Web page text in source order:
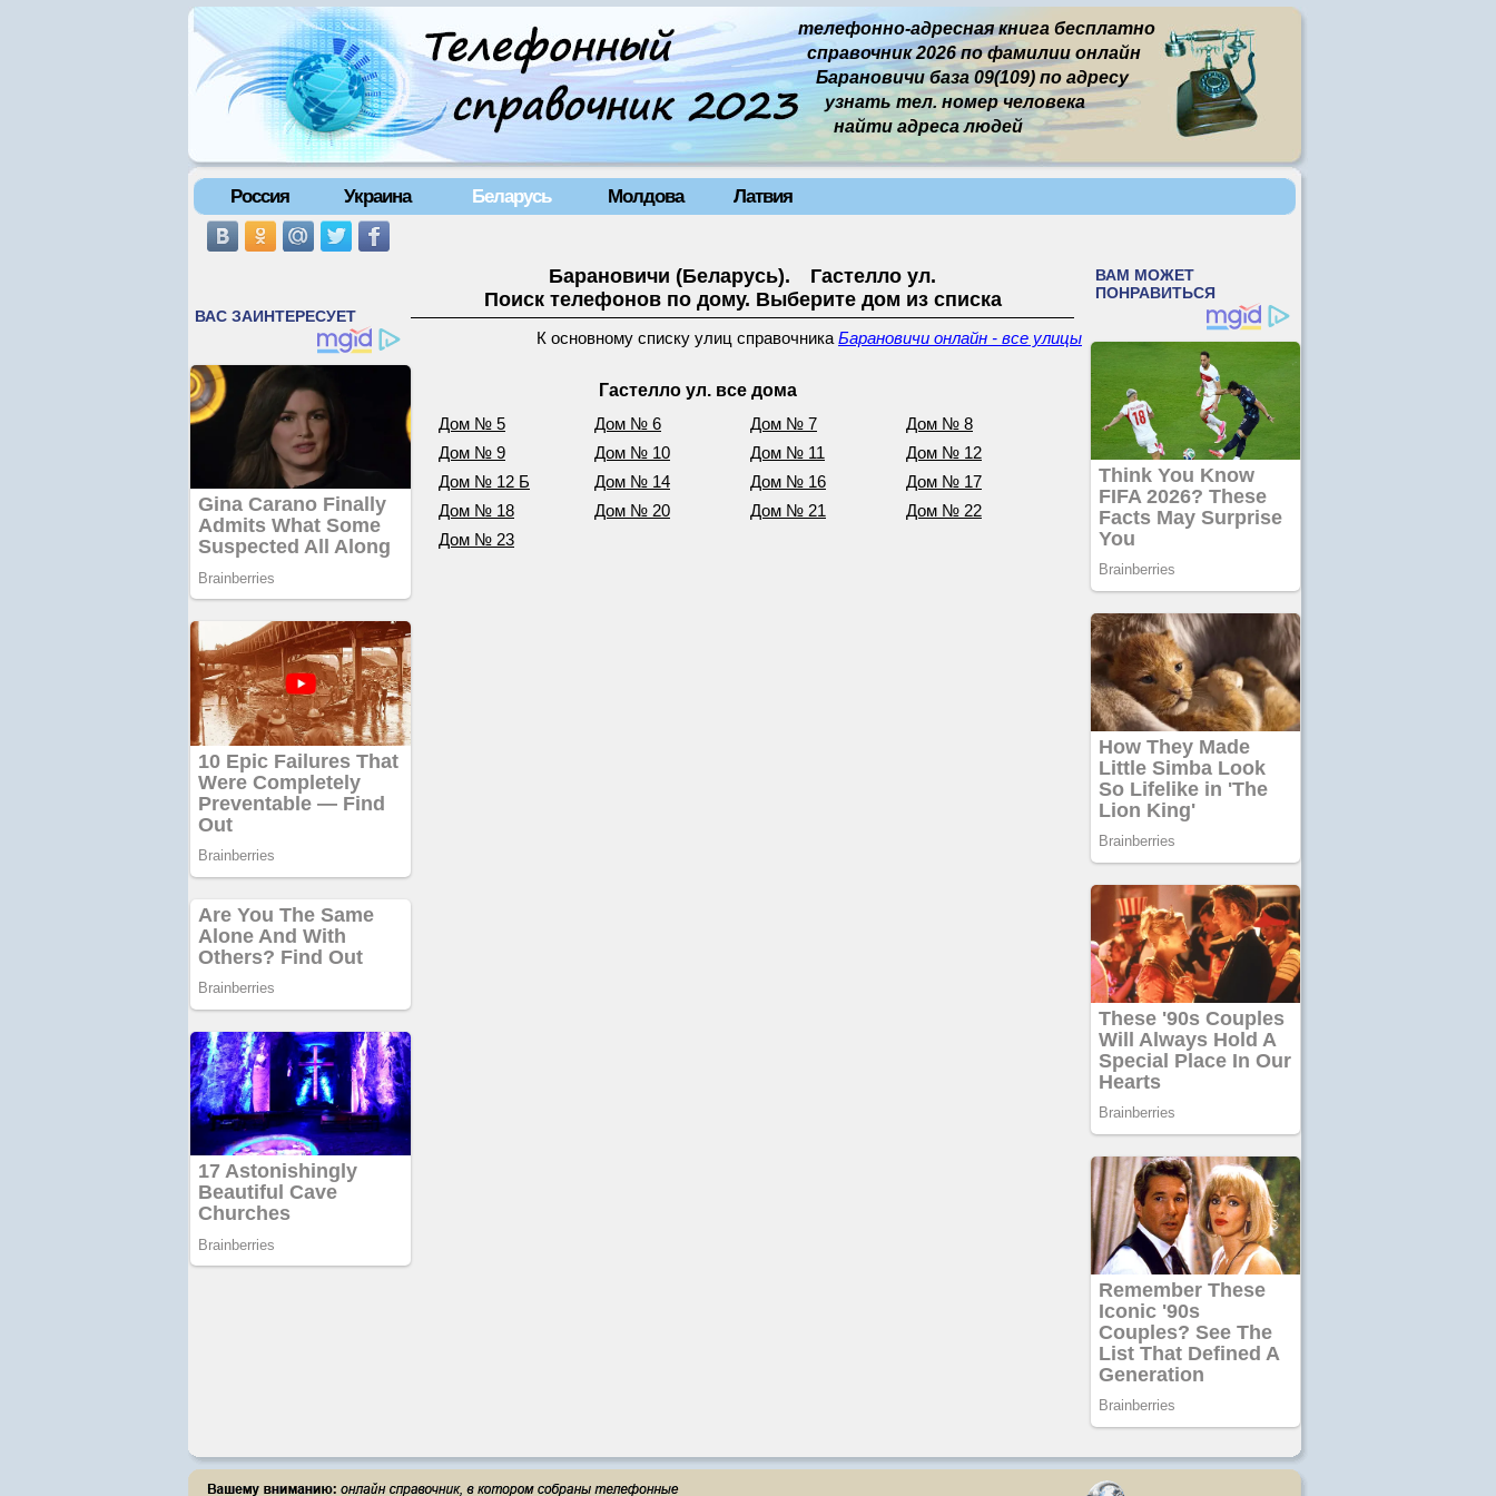
телефонно-адресная книга бесплатно
справочник 2026 по фамилии онлайн
Барановичи база 09(109) по адресу
узнать тел. номер человека
найти адреса людей
Россия Украина Беларусь Молдова Латвия
Барановичи (Беларусь). Гастелло ул.
Поиск телефонов по дому. Выберите дом из списка
К основному списку улиц справочника Барановичи онлайн - все улицы
Гастелло ул. все дома
Дом № 5 Дом № 6 Дом № 7
Дом № 8
Дом № 9
Дом № 10 Дом № 11
Дом № 12
Дом № 12 Б
Дом № 14 Дом № 16
Дом № 17
Дом № 18
Дом № 20 Дом № 21
Дом № 22
Дом № 23